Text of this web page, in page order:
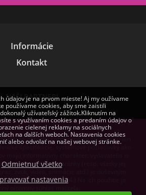
Informácie
Kontakt
NAŠI PARTNERI
obrázky zobrazené na stránke sú len
špecifikácie, systémové požiadavky ako
zmeny. Obsah stránky (resp. všetky jej
Kft. (NAIH-82255/2014.) Na ich použitie je
údajov je na prvom mieste! Aj my oužívame
používame cookies, aby sme zaistili
užívateľský zážitok.Kliknutím na
s využívaním cookies a predaním údajov o
cielenej reklamy na sociálnych
na ďalších weboch. Nastavenia cookies
alebo odvolať na našej webovej stránke.
Odmietnuť všetko
nastavenia